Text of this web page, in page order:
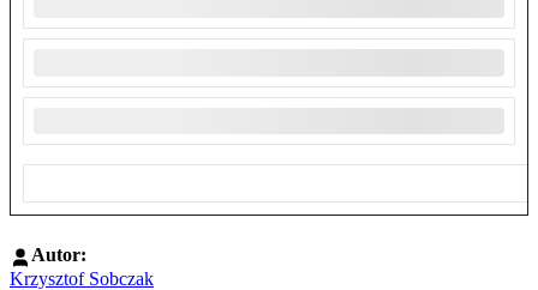
Autor:
Krzysztof Sobczak